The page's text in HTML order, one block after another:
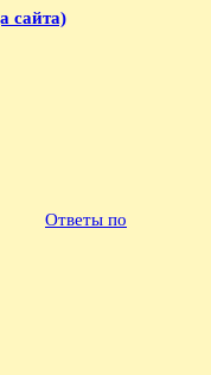
сайта)
Ответы по